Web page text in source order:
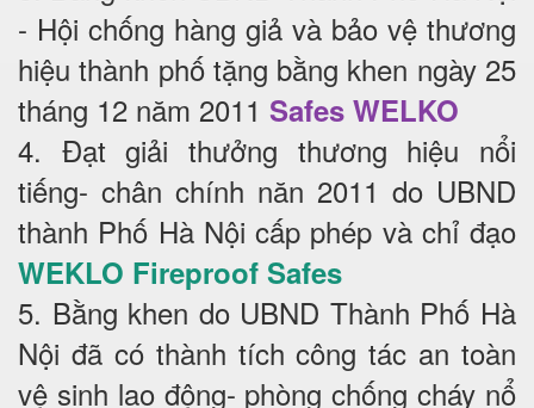
- Hội chống hàng giả và bảo vệ thương
hiệu thành phố tặng bằng khen ngày 25
tháng 12 năm 2011 Safes WELKO
4. Đạt giải thưởng thương hiệu nổi
tiếng- chân chính năn 2011 do UBND
thành Phố Hà Nội cấp phép và chỉ đạo
WEKLO Fireproof Safes
5. Bằng khen do UBND Thành Phố Hà
Nội đã có thành tích công tác an toàn
vệ sinh lao động- phòng chống cháy nổ